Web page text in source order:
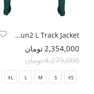
Hectarun2 L Track Jacket
2,354,000 تومان
4,279,000 تومان
XS
S
M
L
XL